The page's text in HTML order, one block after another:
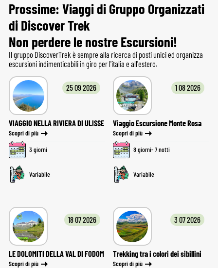
Prossime: Viaggi di Gruppo Organizzati
di Discover Trek
Non perdere le nostre Escursioni!
Il gruppo DiscoverTrek è sempre alla ricerca di posti unici ed organizza
escursioni indimenticabili in giro per l'italia e all'estero.
VIAGGIO NELLA RIVIERA DI ULISSE
Scopri di più
3 giorni
Variabile
25 09 2026
Viaggio Escursione Monte Rosa
Scopri di più
8 giorni- 7 notti
Variabile
1 08 2026
LE DOLOMITI DELLA VAL DI FODOM
Scopri di più
18 07 2026
Trekking tra i colori dei sibillini
Scopri di più
3 07 2026